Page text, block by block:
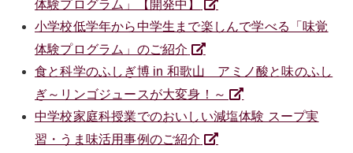
体験プログラム」【開発中】
小学校低学年から中学生まで楽しんで学べる「味覚
体験プログラム」のご紹介
食と科学のふしぎ博 in 和歌山 アミノ酸と味のふし
ぎ～リンゴジュースが大変身！～
中学校家庭科授業でのおいしい減塩体験 スープ実
習・うま味活用事例のご紹介